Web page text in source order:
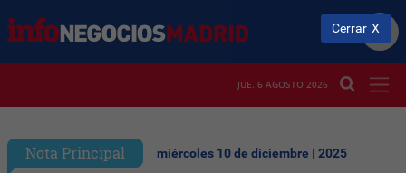
JUE. 6 AGOSTO 2026
Nota Principal miércoles 10 de diciembre | 2025
Cerrar